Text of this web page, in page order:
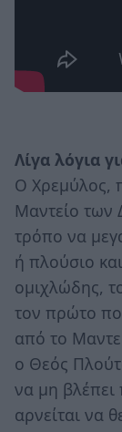
Λίγα λόγια
Ο Χρεμύλος,
Μαντείο των
τρόπο να
ή πλούσιο
ομιχλώδης,
τον πρώτο
από το
ο Θεός
να μη βλέπει
αρνείται να